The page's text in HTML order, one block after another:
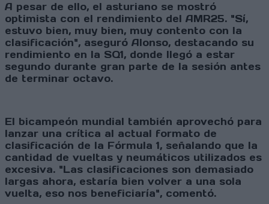
A pesar de ello, el asturiano se mostró
optimista con el rendimiento del AMR25. "Sí,
estuvo bien, muy bien, muy contento con la
clasificación", aseguró Alonso, destacando su
rendimiento en la SQ1, donde llegó a estar
segundo durante gran parte de la sesión antes
de terminar octavo.
El bicampeón mundial también aprovechó para
lanzar una crítica al actual formato de
clasificación de la Fórmula 1, señalando que la
cantidad de vueltas y neumáticos utilizados es
excesiva. "Las clasificaciones son demasiado
largas ahora, estaría bien volver a una sola
vuelta, eso nos beneficiaría", comentó.